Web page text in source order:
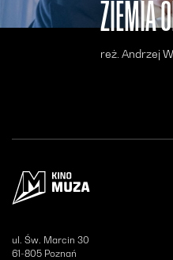
ZIEMIA
reż. Andrzej
ul. Św. Marcin 30
61-805 Poznań